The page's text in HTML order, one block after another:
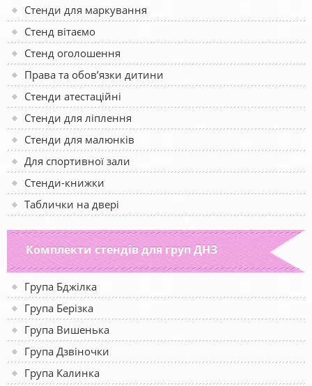
Стенди для маркування
Стенд вітаємо
Стенд оголошення
Права та обов’язки дитини
Стенди атестаційні
Стенди для ліплення
Стенди для малюнків
Для спортивної зали
Стенди-книжки
Таблички на двері
Комплекти стендів для груп ДНЗ
Група Бджілка
Група Берізка
Група Вишенька
Група Дзвіночки
Група Калинка